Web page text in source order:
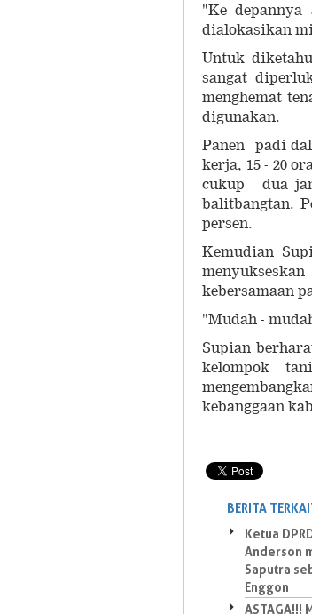
"Ke depannya
dialokasikan
Untuk
sangat
menghemat
digunakan.
Panen padi
kerja, 15 - 20
cukup dua
balitbangtan.
persen.
Kemudian
kebersamaan
"Mudah -
Supian
kelompok
kebanggaan
BERITA
Ketua
Anderson
Saputra
Enggon
ASTAGA!!!